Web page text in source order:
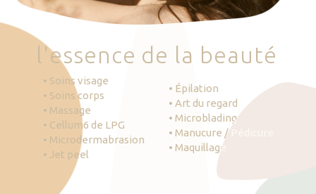
'essence de la beauté
• Soins visage
• Soins corps
• Massage
• Cellum6 de LPG
• Microdermabrasion
• Jet peel
• Épilation
• Art du regard
• Microblading
• Manucure / Pédicure
• Maquillage